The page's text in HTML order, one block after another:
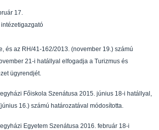
17.
intézetigazgató
és az RH/41-162/2013. (november 19.) számú
21-i hatállyal elfogadja a Turizmus és
ügyrendjét.
Főiskola Szenátusa 2015. június 18-i hatállyal,
16.) számú határozatával módosította.
Egyetem Szenátusa 2016. február 18-i